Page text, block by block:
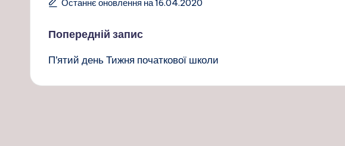
Останнє оновлення на 16.04.2020
Навігація
по
Попередній запис
П’ятий день Тижня початкової школи